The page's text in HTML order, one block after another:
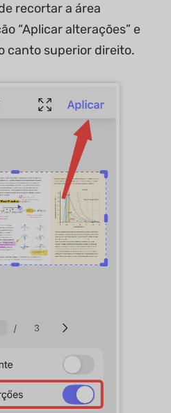
recortar a área
“Aplicar alterações” e
canto superior direito.